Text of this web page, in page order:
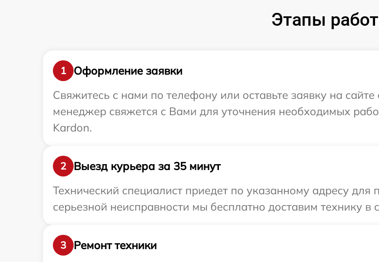
Этапы
1
Оформление заявки
Свяжитесь с нами по телефону или оставьте заявку на
менеджер свяжется с Вами для уточнения необходимых
Kardon.
2
Выезд курьера за 35 минут
Технический специалист приедет по указанному адресу
серьезной неисправности мы бесплатно доставим технику
3
Ремонт техники